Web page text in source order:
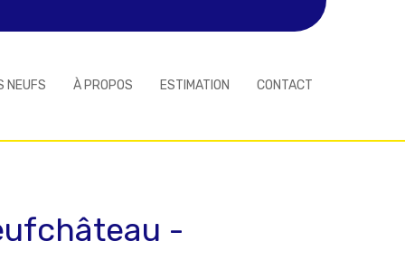
NEUFS À PROPOS ESTIMATION CONTACT
-